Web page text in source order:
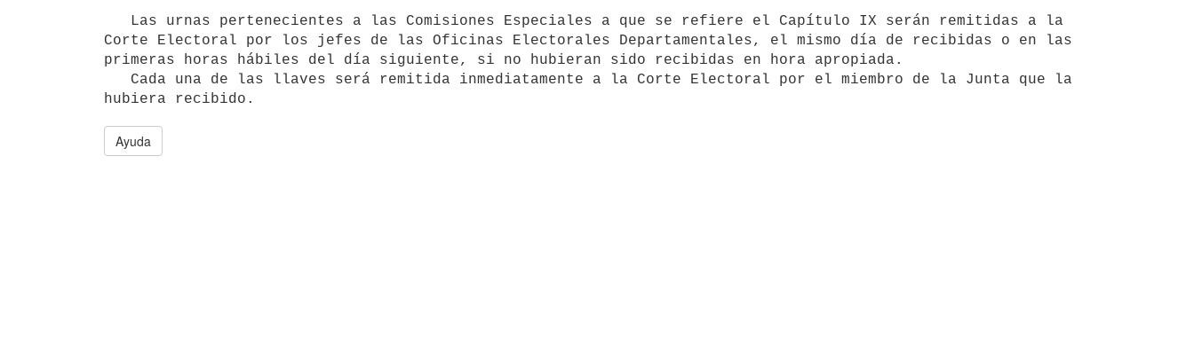
Corte Electoral por los jefes de las Oficinas Electorales Departamentales, el mismo día de recibidas o en las
primeras horas hábiles del día siguiente, si no hubieran sido recibidas en hora apropiada.
hubiera recibido.
Ayuda